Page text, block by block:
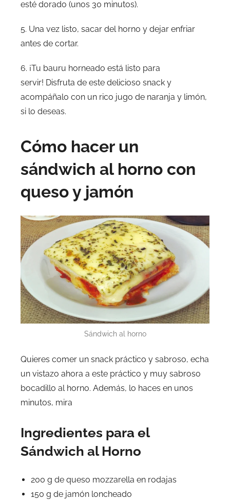
esté dorado (unos 30 minutos).
5. Una vez listo, sacar del horno y dejar enfriar
antes de cortar.
6. ¡Tu bauru horneado está listo para
servir! Disfruta de este delicioso snack y
acompáñalo con un rico jugo de naranja y limón,
si lo deseas.
Cómo hacer un
sándwich al horno con
queso y jamón
Sándwich al horno
Quieres comer un snack práctico y sabroso, echa
un vistazo ahora a este práctico y muy sabroso
bocadillo al horno. Además, lo haces en unos
minutos, mira
Ingredientes para el
Sándwich al Horno
200 g de queso mozzarella en rodajas
150 g de jamón loncheado